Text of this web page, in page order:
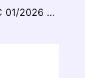
Indian Coast Guard AC 01/2026 Batch Final Result 2025 : फाइनल रिजल्ट अभी-अभी हुआ जारी!